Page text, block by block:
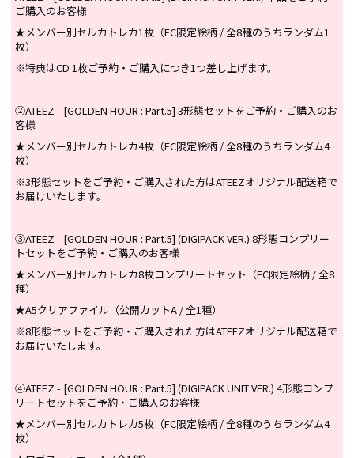
ご購入のお客様
★メンバー別セルカトレカ1枚（FC限定絵柄 / 全8種のうちランダム1
枚）
※特典はCD 1枚ご予約・ご購入につき1つ差し上げます。
②ATEEZ - [GOLDEN HOUR : Part.5] 3形態セットをご予約・ご購入のお
客様
★メンバー別セルカトレカ4枚（FC限定絵柄 / 全8種のうちランダム4
枚）
※3形態セットをご予約・ご購入された方はATEEZオリジナル配送箱で
お届けいたします。
③ATEEZ - [GOLDEN HOUR : Part.5] (DIGIPACK VER.) 8形態コンプリー
トセットをご予約・ご購入のお客様
★メンバー別セルカトレカ8枚コンプリートセット（FC限定絵柄 / 全8
種）
★A5クリアファイル（公開カットA / 全1種）
※8形態セットをご予約・ご購入された方はATEEZオリジナル配送箱で
お届けいたします。
④ATEEZ - [GOLDEN HOUR : Part.5] (DIGIPACK UNIT VER.) 4形態コンプ
リートセットをご予約・ご購入のお客様
★メンバー別セルカトレカ5枚（FC限定絵柄 / 全8種のうちランダム4
枚）